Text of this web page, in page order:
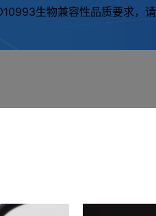
生物兼容性品质要求，